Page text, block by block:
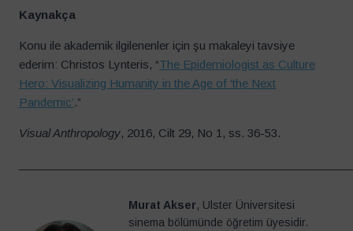
Kaynakça
Konu ile akademik ilgilenenler için şu makaleyi tavsiye
ederim: Christos Lynteris, “The Epidemiologist as Culture
Hero: Visualizing Humanity in the Age of ‘the Next
Pandemic’.”
Visual Anthropology, 2016, Cilt 29, No 1, ss. 36-53.
Murat Akser, Ulster Üniversitesi
sinema bölümünde öğretim üyesidir.